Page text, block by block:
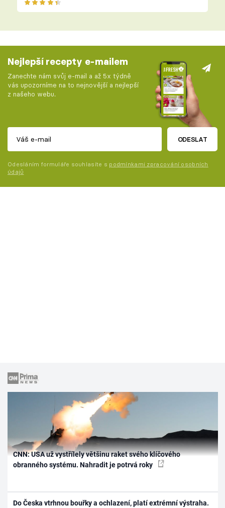
Nejlepší recepty e-mailem
Zanechte nám svůj e-mail a až 5x týdně
vás upozorníme na to nejnovější a nejlepší
z našeho webu.
ODESLAT
Odesláním formuláře souhlasíte s podmínkami zpracování osobních
údajů
CNN: USA už vystřílely většinu raket svého klíčového
obranného systému. Nahradit je potrvá roky
Do Česka vtrhnou bouřky a ochlazení, platí extrémní výstraha.